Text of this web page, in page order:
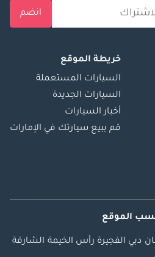
انضم
خريطة الموقع
السيارات المستعملة
السيارات الجديدة
أخبار السيارات
قم ببيع سيارتك في الإمارات
الموقع
دبي الفجيرة رأس الخيمة الشارقة